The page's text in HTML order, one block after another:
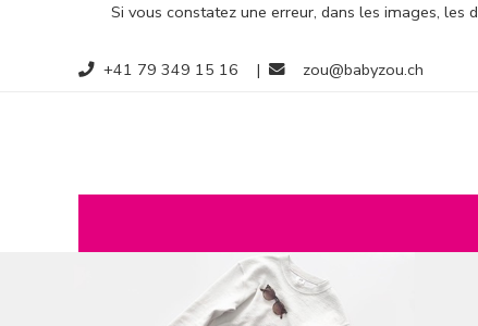
Si vous constatez une erreur, dans les images,
+41 79 349 15 16 | zou@babyzou.ch